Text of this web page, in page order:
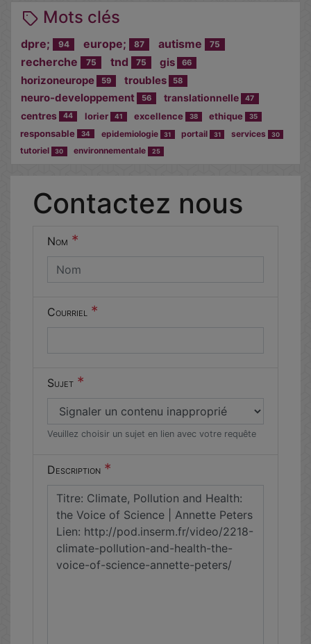
Contactez nous
Nom *
Courriel *
Sujet *
Veuillez choisir un sujet en lien avec votre requête
Description *
cette case
si vous êtes
un humain
(obligatoire)
Mots clés
dpre; 94 europe; 87 autisme 75
recherche 75 tnd 75 gis 66
horizoneurope 59 troubles 58
neuro-developpement 56 translationnelle 47
centres 44 lorier 41 excellence 38 ethique 35
responsable 34 epidemiologie 31 portail 31 services 30
tutoriel 30 environnementale 25